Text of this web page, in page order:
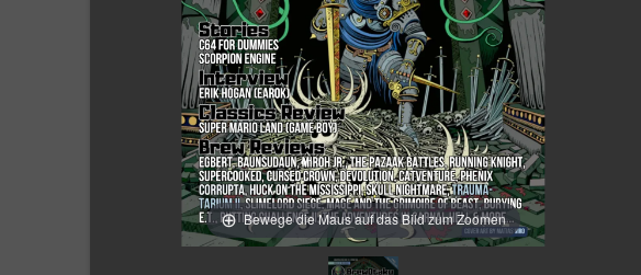
Bewege die Maus auf das Bild zum Zoomen